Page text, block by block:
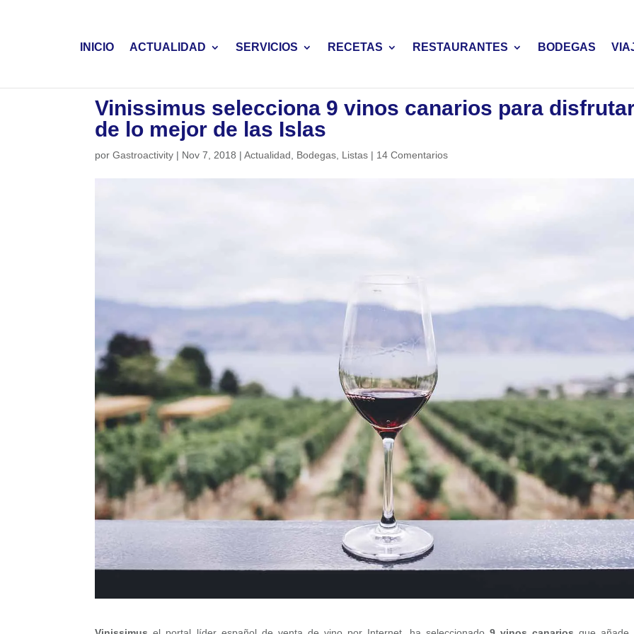
INICIO ACTUALIDAD SERVICIOS RECETAS RESTAURANTES BODEGAS
Vinissimus selecciona 9 vinos canarios para
de lo mejor de las Islas
porGastroactivity | Nov 7, 2018 |Actualidad Bodegas Listas | 14 Comentarios